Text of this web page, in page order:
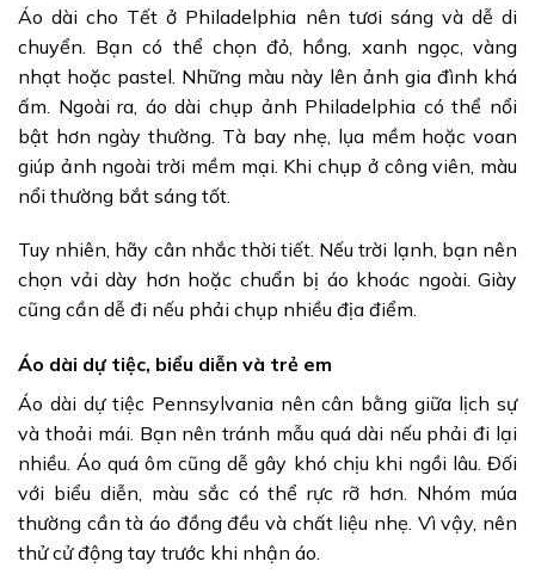
Áo dài cho Tết ở Philadelphia nên tươi sáng và dễ di
chuyển. Bạn có thể chọn đỏ, hồng, xanh ngọc, vàng
nhạt hoặc pastel. Những màu này lên ảnh gia đình khá
ấm. Ngoài ra, áo dài chụp ảnh Philadelphia có thể nổi
bật hơn ngày thường. Tà bay nhẹ, lụa mềm hoặc voan
giúp ảnh ngoài trời mềm mại. Khi chụp ở công viên, màu
nổi thường bắt sáng tốt.
Tuy nhiên, hãy cân nhắc thời tiết. Nếu trời lạnh, bạn nên
chọn vải dày hơn hoặc chuẩn bị áo khoác ngoài. Giày
cũng cần dễ đi nếu phải chụp nhiều địa điểm.
Áo dài dự tiệc, biểu diễn và trẻ em
Áo dài dự tiệc Pennsylvania nên cân bằng giữa lịch sự
và thoải mái. Bạn nên tránh mẫu quá dài nếu phải đi lại
nhiều. Áo quá ôm cũng dễ gây khó chịu khi ngồi lâu. Đối
với biểu diễn, màu sắc có thể rực rỡ hơn. Nhóm múa
thường cần tà áo đồng đều và chất liệu nhẹ. Vì vậy, nên
thử cử động tay trước khi nhận áo.